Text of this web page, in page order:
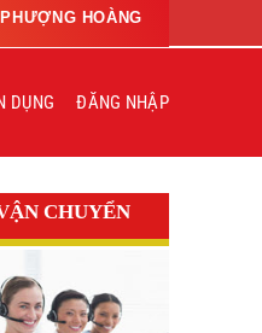
HOÀNG
DỤNG ĐĂNG NHẬP
CHUYỂN